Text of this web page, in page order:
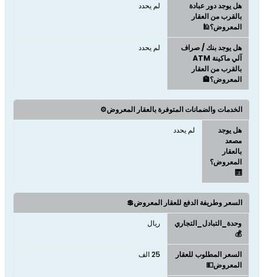
هل يوجد دور عبادة
بالقرب من العقار
المعروض؟🕌
لم يحدد
هل يوجد بنك / صراف
آلي ماكينة ATM
بالقرب من العقار
المعروض؟🏦
لم يحدد
الخدمات والضمانات المتوفرة بالعقار المعروض⚙️
هل يوجد
مصعد
بالعقار
المعروض؟
🛗
لم يحدد
السعر وطريفة الدفع للعقار المعروض💲
وحدة_التبادل_التجاري
💰
ريال
السعر المطلوب للعقار
المعروض💵
25 الف